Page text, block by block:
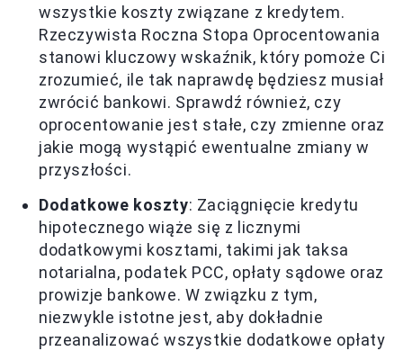
wszystkie koszty związane z kredytem.
Rzeczywista Roczna Stopa Oprocentowania
stanowi kluczowy wskaźnik, który pomoże Ci
zrozumieć, ile tak naprawdę będziesz musiał
zwrócić bankowi. Sprawdź również, czy
oprocentowanie jest stałe, czy zmienne oraz
jakie mogą wystąpić ewentualne zmiany w
przyszłości.
Dodatkowe koszty: Zaciągnięcie kredytu
hipotecznego wiąże się z licznymi
dodatkowymi kosztami, takimi jak taksa
notarialna, podatek PCC, opłaty sądowe oraz
prowizje bankowe. W związku z tym,
niezwykle istotne jest, aby dokładnie
przeanalizować wszystkie dodatkowe opłaty